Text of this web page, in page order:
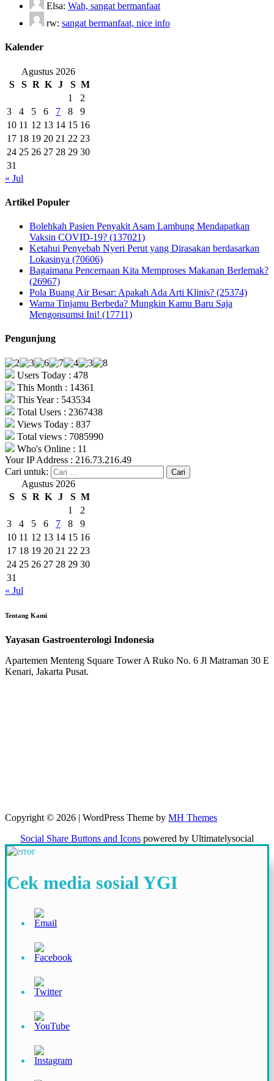
Elsa: Wah, sangat bermanfaat
rw: sangat bermanfaat, nice info
Kalender
Agustus 2026
S
S R K J S M
1
2
3
4 5 6 7 8
9
10 11 12 13 14 15 16
17 18 19 20 21 22 23
24 25 26 27 28 29 30
31
« Jul
Artikel Populer
Bolehkah Pasien Penyakit Asam Lambung Mendapatkan
Vaksin COVID-19? (137021)
Ketahui Penyebab Nyeri Perut yang Dirasakan berdasarkan
Lokasinya (70606)
Bagaimana Pencernaan Kita Memproses Makanan Berlemak?
(26967)
Pola Buang Air Besar: Apakah Ada Arti Klinis? (25374)
Warna Tinjamu Berbeda? Mungkin Kamu Baru Saja
Mengonsumsi Ini! (17711)
Pengunjung
Users Today : 478
This Month : 14361
This Year : 543534
Total Users : 2367438
Views Today : 837
Total views : 7085990
Who's Online : 11
Your IP Address : 216.73.216.49
Cari untuk:
Agustus 2026
S
S R K J S M
1
2
3
4 5 6 7 8
9
10 11 12 13 14 15 16
17 18 19 20 21 22 23
24 25 26 27 28 29 30
31
« Jul
Tentang Kami
Yayasan Gastroenterologi Indonesia
Apartemen Menteng Square Tower A Ruko No. 6 Jl Matraman 30 E
Kenari, Jakarta Pusat.
Copyright © 2026 | WordPress Theme by MH Themes
Social Share Buttons and Icons powered by Ultimatelysocial
Cek media sosial YGI